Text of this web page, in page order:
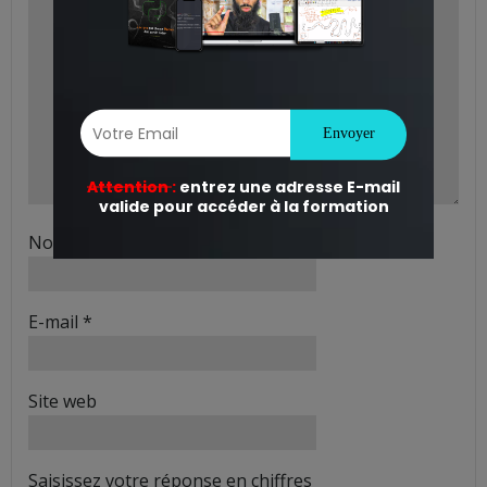
Nom
E-mail *
Site web
Saisissez votre réponse en chiffres